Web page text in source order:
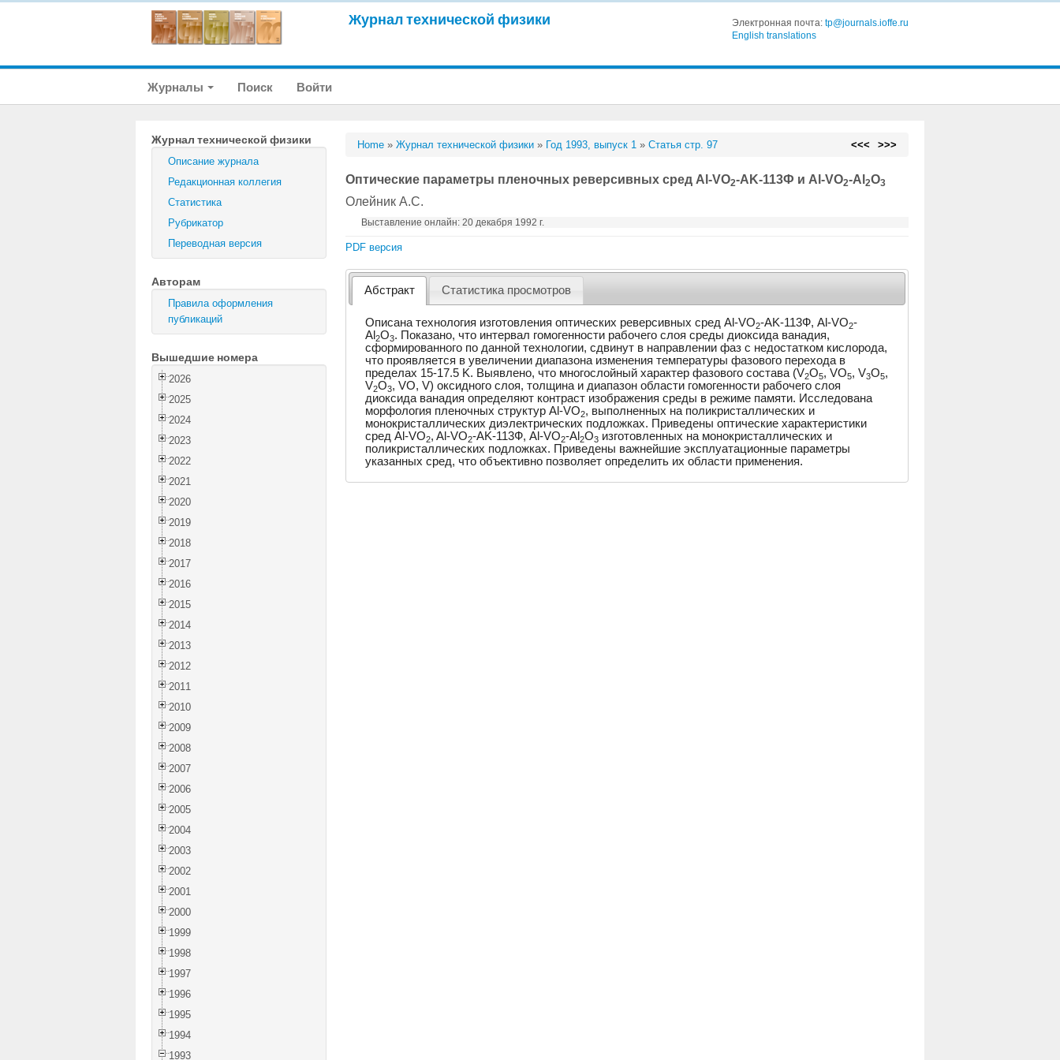
Журнал технической физики Электронная почта: tp@journals.ioffe.ru
English translations
Журналы Поиск Войти
Журнал технической физики
Описание журнала
Редакционная коллегия
Статистика
Рубрикатор
Переводная версия
Авторам
Правила оформления
публикаций
Вышедшие номера
2026
2025
2024
2023
2022
2021
2020
2019
2018
2017
2016
2015
2014
2013
2012
2011
2010
2009
2008
2007
2006
2005
2004
2003
2002
2001
2000
1999
1998
1997
1996
1995
1994
1993
Home »Журнал технической физики » Год 1993, выпуск 1 »Статья стр. 97 <<< >>>
Оптические параметры пленочных реверсивных сред Al-VO2-AK-113Ф и Al-VO2-Al2O3
Олейник А.С.
Выставление онлайн: 20 декабря 1992 г.
PDF версия
Абстракт Статистика просмотров
Описана технология изготовления оптических реверсивных сред Al-VO2-AK-113Ф, Al-VO2-
Al 2O3. Показано, что интервал гомогенности рабочего слоя среды диоксида ванадия,
сформированного по данной технологии, сдвинут в направлении фаз с недостатком кислорода,
что проявляется в увеличении диапазона изменения температуры фазового перехода в
пределах 15-17.5 K. Выявлено, что многослойный характер фазового состава (V2O5, VO5, V3O5,
V2O3, VO, V) оксидного слоя, толщина и диапазон области гомогенности рабочего слоя
диоксида ванадия определяют контраст изображения среды в режиме памяти. Исследована
морфология пленочных структур Al-VO2, выполненных на поликристаллических и
монокристаллических диэлектрических подложках. Приведены оптические характеристики
сред Al-VO2, Al-VO2-AK-113Ф, Al-VO2-Al 2O3изготовленных на монокристаллических и
поликристаллических подложках. Приведены важнейшие эксплуатационные параметры
указанных сред, что объективно позволяет определить их области применения.